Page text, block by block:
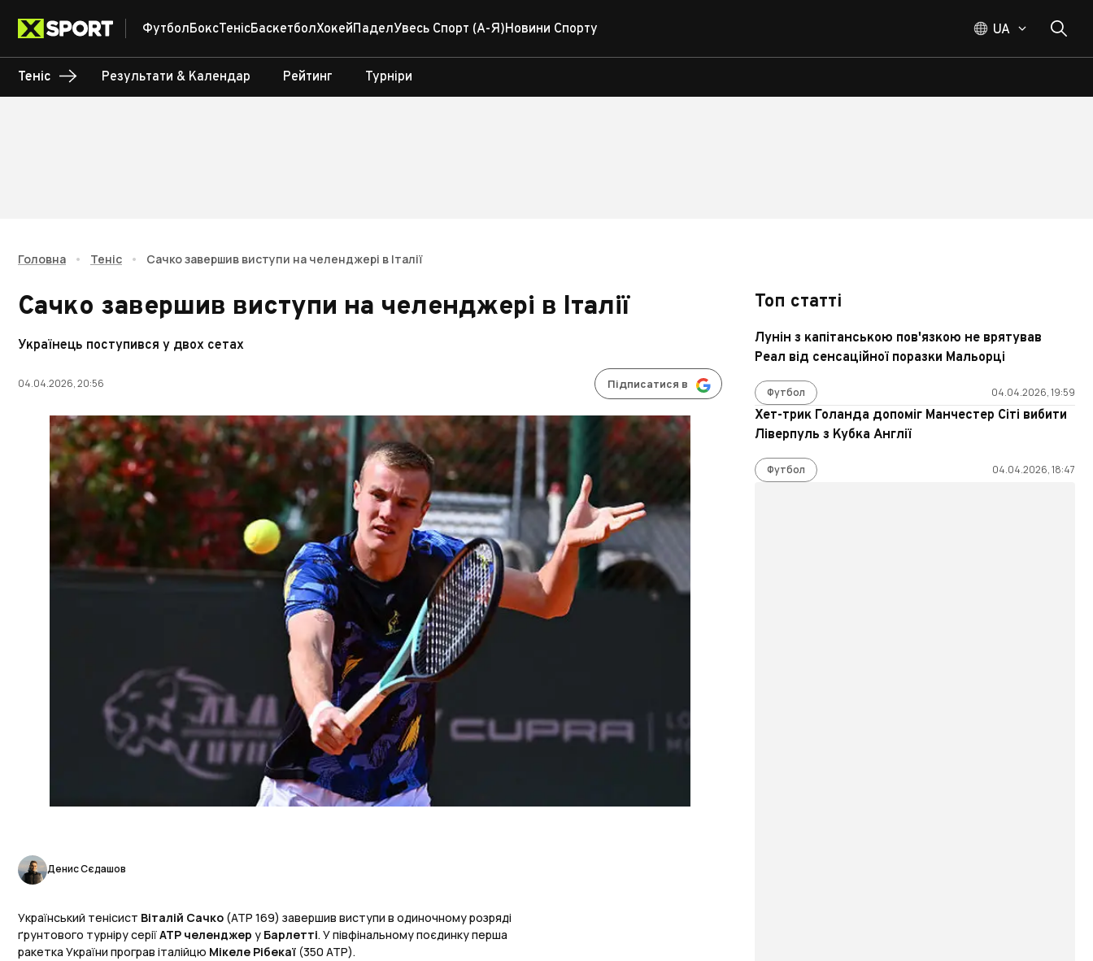
ФутболБоксТенісБаскетболХокейПаделУвесь Спорт (А-Я)Новини Спорту UA
Теніс Результати & Календар Рейтинг Турніри
Головна • Теніс • Сачко завершив виступи на челенджері в Італії
Сачко завершив виступи на челенджері в Італії
Українець поступився у двох сетах
04.04.2026, 20:56 Підписатися в
Денис Сєдашов
Український тенісист Віталій Сачко (ATP 169) завершив виступи в одиночному розряді
ґрунтового турніру серіїАТР челенджер у Барлетті. У півфінальному поєдинку перша
ракетка України програв італійцю Мікеле Рібекаї (350 АТР).
Топ статті
Лунін з капітанською пов'язкою не врятував
Реал від сенсаційної поразки Мальорці
Футбол 04.04.2026, 19:59
Хет-трик Голанда допоміг Манчестер Сіті вибити
Ліверпуль з Кубка Англії
Футбол 04.04.2026, 18:47